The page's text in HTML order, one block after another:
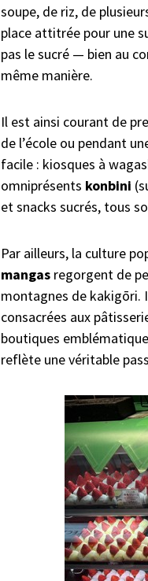
soupe, de riz, de
place attitrée pour une
pas le sucré — bien au
même manière.
Il est ainsi courant de
de l’école ou pendant
facile : kiosques à
omniprésents konbini
et snacks sucrés, tous
Par ailleurs, la culture
mangas regorgent de
montagnes de kakigōri.
consacrées aux
boutiques
reflète une véritable